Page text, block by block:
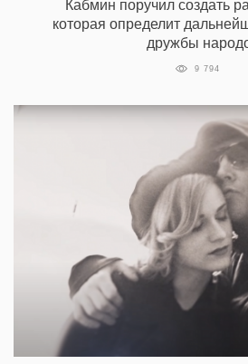
Кабмин поручил создать
которая определит
дружбы
9 794